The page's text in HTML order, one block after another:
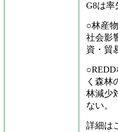
G8は
○林産
社会影
資・貿
く森林
林減少
ない。
詳細は